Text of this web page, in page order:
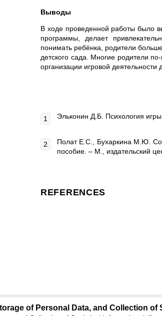
Выводы
В ходе проведенной работы было
программы, делает
понимать ребёнка, родители
детского сада. Многие родители
организации игровой
Эльконин Д.Б. Психология
Полат Е.С., Бухаркина М.Ю.
пособие. – М., издательский
REFERENCES
of Personal Data, and Collection of